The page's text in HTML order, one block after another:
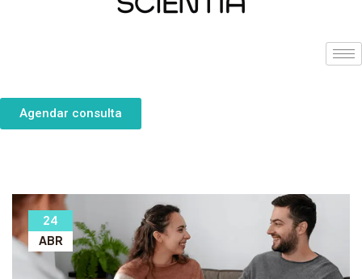
Agendar consulta
24
ABR